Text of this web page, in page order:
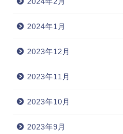
2024年1月
2023年12月
2023年11月
2023年10月
2023年9月